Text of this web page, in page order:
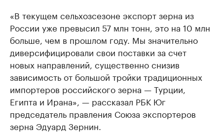
«В текущем сельхозсезоне экспорт зерна из
России уже превысил 57 млн тонн, это на 10 млн
больше, чем в прошлом году. Мы значительно
диверсифицировали свои поставки за счет
новых направлений, существенно снизив
зависимость от большой тройки традиционных
импортеров российского зерна — Турции,
Египта и Ирана», — рассказал РБК Юг
председатель правления Союза экспортеров
зерна Эдуард Зернин.